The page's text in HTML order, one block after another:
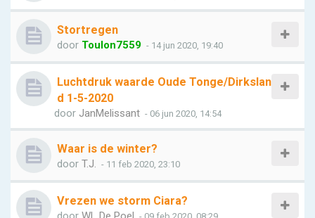
Stortregen
door Toulon7559 - 14 jun 2020, 19:40
Luchtdruk waarde Oude Tonge/Dirkslan
d 1-5-2020
door JanMelissant - 06 jun 2020, 14:54
Waar is de winter?
door T.J. - 11 feb 2020, 23:10
Vrezen we storm Ciara?